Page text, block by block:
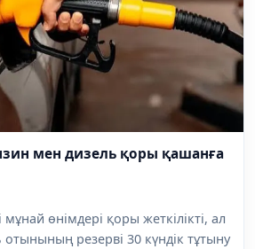
мен дизель қоры қашанға
мұнай өнімдері қоры жеткілікті, ал
резерві 30 күндік тұтыну